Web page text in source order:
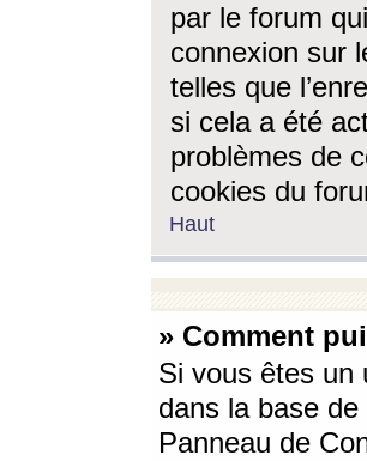
par le forum
connexion sur
telles que
si cela a été
problèmes de
cookies du
Haut
» Comment
Si vous êtes un
dans la base
Panneau de